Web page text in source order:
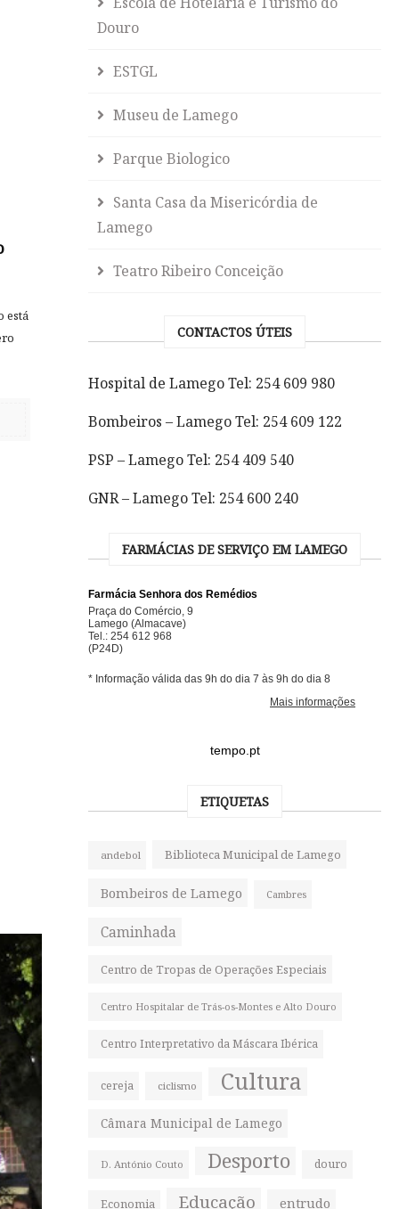
está
Douro
ESTGL
Museu de Lamego
Parque Biologico
Santa Casa da Misericórdia de
Lamego
Teatro Ribeiro Conceição
CONTACTOS ÚTEIS
Hospital de Lamego Tel: 254 609 980
Bombeiros – Lamego Tel: 254 609 122
PSP – Lamego Tel: 254 409 540
GNR – Lamego Tel: 254 600 240
FARMÁCIAS DE SERVIÇO EM LAMEGO
tempo.pt
ETIQUETAS
andebol Biblioteca Municipal de Lamego
Bombeiros de Lamego Cambres
Caminhada
Centro de Tropas de Operações Especiais
Centro Hospitalar de Trás-os-Montes e Alto Douro
Centro Interpretativo da Máscara Ibérica
cereja ciclismo Cultura
Câmara Municipal de Lamego
D. António Couto Desporto douro
Economia Educação entrudo